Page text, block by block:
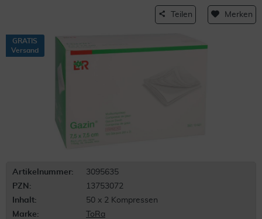
Teilen Merken
GRATIS
Versand
Artikelnummer:
3095635
PZN:
13753072
Inhalt:
50 x 2 Kompressen
Marke:
ToRa